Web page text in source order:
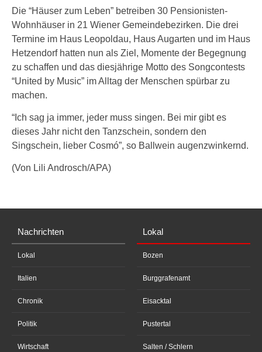
Die “Häuser zum Leben” betreiben 30 Pensionisten-
Wohnhäuser in 21 Wiener Gemeindebezirken. Die drei
Termine im Haus Leopoldau, Haus Augarten und im Haus
Hetzendorf hatten nun als Ziel, Momente der Begegnung
zu schaffen und das diesjährige Motto des Songcontests
“United by Music” im Alltag der Menschen spürbar zu
machen.
“Ich sag ja immer, jeder muss singen. Bei mir gibt es
dieses Jahr nicht den Tanzschein, sondern den
Singschein, lieber Cosmó”, so Ballwein augenzwinkernd.
(Von Lili Androsch/APA)
Nachrichten
Lokal
Italien
Chronik
Politik
Wirtschaft
Lokal
Bozen
Burggrafenamt
Eisacktal
Pustertal
Salten / Schlern